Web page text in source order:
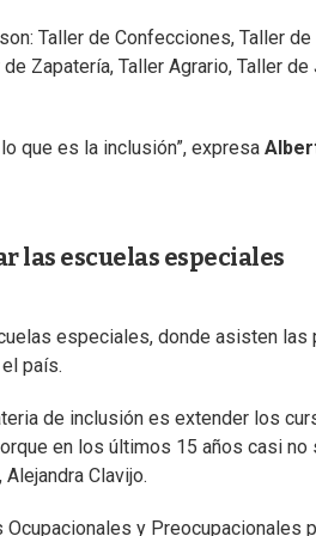
Taller de Confecciones, Taller
Zapatería, Taller Agrario, Taller
que es la inclusión”, expresa
las escuelas especiales
especiales, donde asisten las
país.
de inclusión es extender los
en los últimos 15 años casi no
Clavijo.
y Preocupacionales